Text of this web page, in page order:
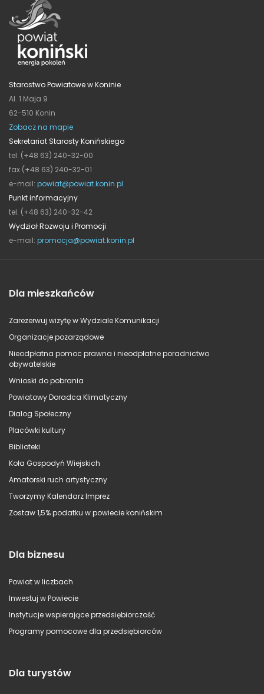
Starostwo Powiatowe w Koninie
Al. 1 Maja 9
62-510 Konin
Zobacz na mapie
Sekretariat Starosty Konińskiego
tel. (+48 63) 240-32-00
fax (+48 63) 240-32-01
e-mail: powiat@powiat.konin.pl
Punkt informacyjny
tel. (+48 63) 240-32-42
Wydział Rozwoju i Promocji
e-mail: promocja@powiat.konin.pl
Dla mieszkańców
Zarezerwuj wizytę w Wydziale Komunikacji
Organizacje pozarządowe
Nieodpłatna pomoc prawna i nieodpłatne poradnictwo
obywatelskie
Wnioski do pobrania
Powiatowy Doradca Klimatyczny
Dialog Społeczny
Placówki kultury
Biblioteki
Koła Gospodyń Wiejskich
Amatorski ruch artystyczny
Tworzymy Kalendarz Imprez
Zostaw 1,5% podatku w powiecie konińskim
Dla biznesu
Powiat w liczbach
Inwestuj w Powiecie
Instytucje wspierające przedsiębiorczość
Programy pomocowe dla przedsiębiorców
Dla turystów